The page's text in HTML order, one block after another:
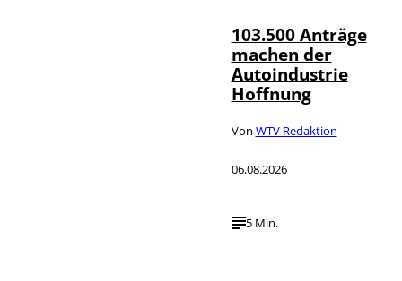
103.500 Anträge
machen der
Autoindustrie
Hoffnung
Von WTV Redaktion
06.08.2026
5 Min.